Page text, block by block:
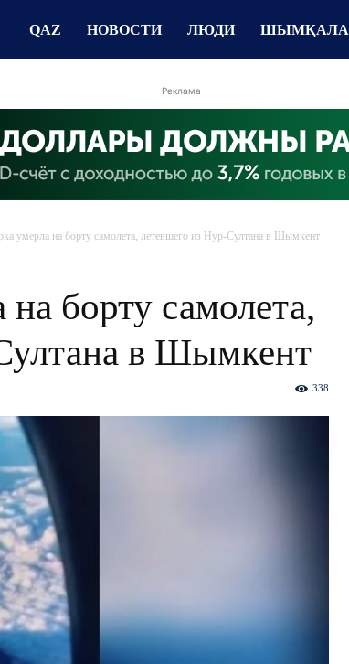
QAZ НОВОСТИ ЛЮДИ ШЫМҚАЛА
Реклама
умерла на борту самолета, летевшего из Нур-Султана в Шымкент
борту самолета,
в Шымкент
338